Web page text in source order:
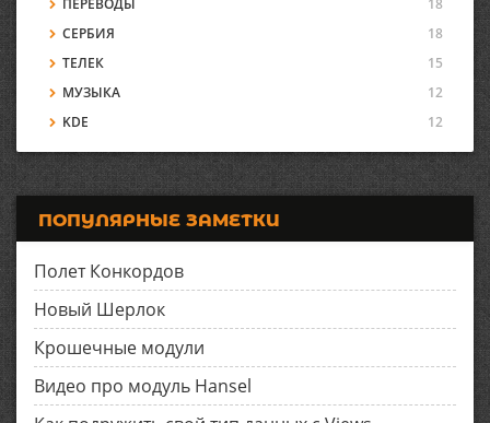
ПЕРЕВОДЫ
18
СЕРБИЯ
18
ТЕЛЕК
15
МУЗЫКА
12
KDE
12
ПОПУЛЯРНЫЕ ЗАМЕТКИ
Полет Конкордов
Новый Шерлок
Крошечные модули
Видео про модуль Hansel